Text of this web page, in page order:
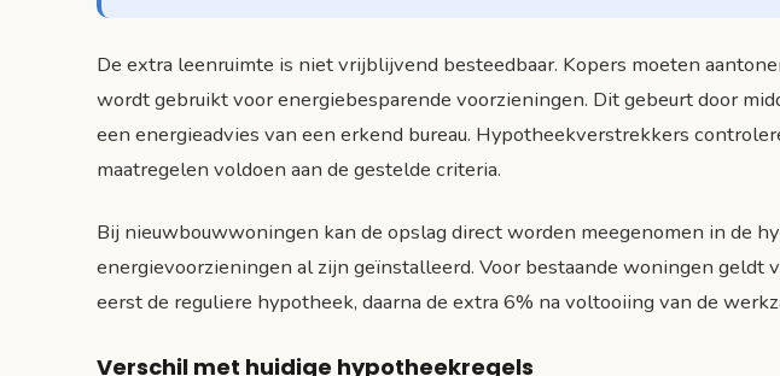
De extra leenruimte is niet vrijblijvend besteedbaar. Kopers moeten
wordt gebruikt voor energiebesparende voorzieningen. Dit gebeurt door
een energieadvies van een erkend bureau. Hypotheekverstrekkers
maatregelen voldoen aan de gestelde criteria.
Bij nieuwbouwwoningen kan de opslag direct worden meegenomen in de
energievoorzieningen al zijn geïnstalleerd. Voor bestaande woningen geldt
eerst de reguliere hypotheek, daarna de extra 6% na voltooiing van de
Verschil met huidige hypotheekregels